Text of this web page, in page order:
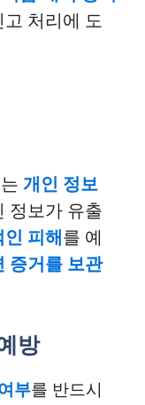
처리에 도
개인 정보
정보가 유출
피해를 예
증거를 보관
방
부를 반드시